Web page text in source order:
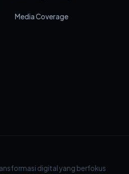
Media Coverage
digital yang berfokus